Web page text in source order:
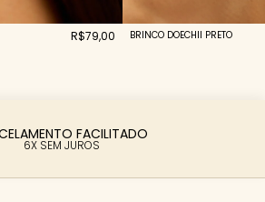
R$79,00 BRINCO DOECHII PRETO
FACILITADO
6X SEM JUROS